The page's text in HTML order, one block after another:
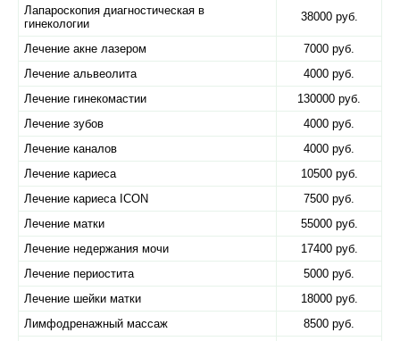
Лапароскопия диагностическая в
гинекологии
38000 руб.
Лечение акне лазером
7000 руб.
Лечение альвеолита
4000 руб.
Лечение гинекомастии
130000 руб.
Лечение зубов
4000 руб.
Лечение каналов
4000 руб.
Лечение кариеса
10500 руб.
Лечение кариеса ICON
7500 руб.
Лечение матки
55000 руб.
Лечение недержания мочи
17400 руб.
Лечение периостита
5000 руб.
Лечение шейки матки
18000 руб.
Лимфодренажный массаж
8500 руб.